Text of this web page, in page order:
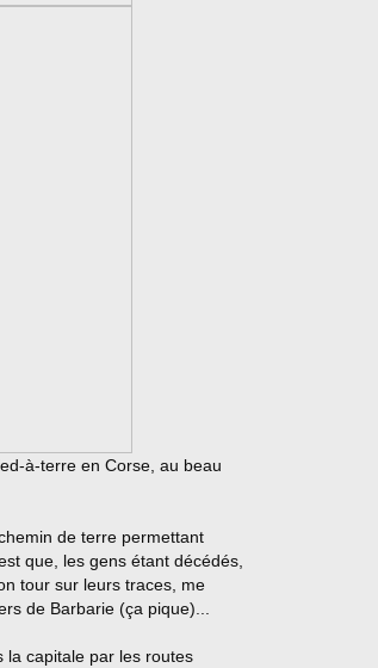
à-terre en Corse, au beau
de terre permettant
que, les gens étant décédés,
tour sur leurs traces, me
de Barbarie (ça pique)...
la capitale par les routes